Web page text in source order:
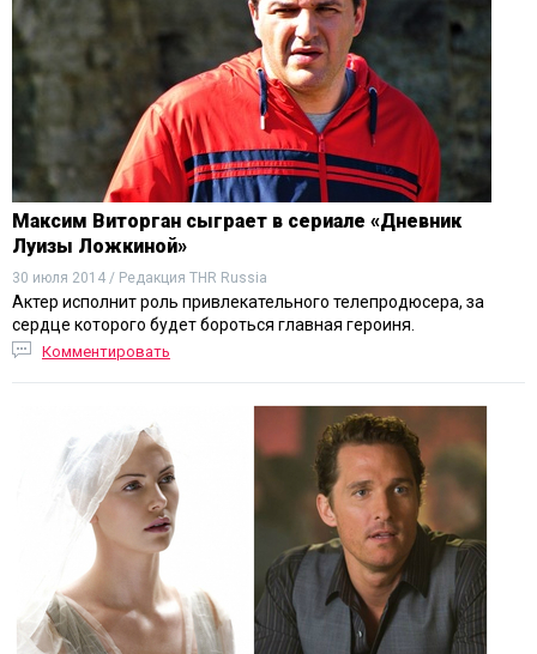
Максим Виторган сыграет в сериале «Дневник
Луизы Ложкиной»
30 июля 2014 / Редакция THR Russia
Актер исполнит роль привлекательного телепродюсера, за
сердце которого будет бороться главная героиня.
Комментировать